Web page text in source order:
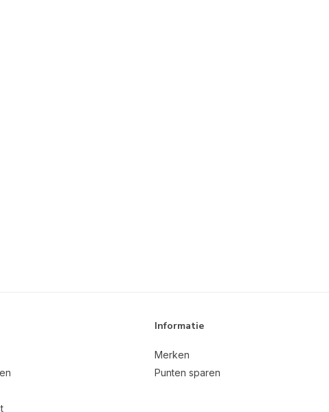
Informatie
Merken
Punten sparen